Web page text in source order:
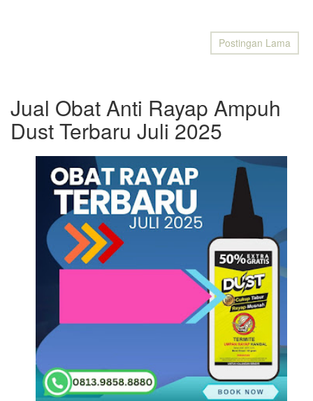
Postingan Lama
Jual Obat Anti Rayap Ampuh
Dust Terbaru Juli 2025